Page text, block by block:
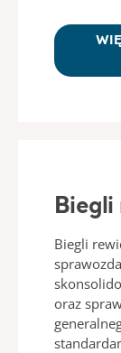
Biegli
Biegli
oraz